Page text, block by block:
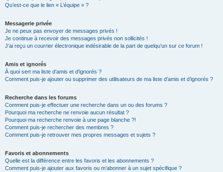
Qu’est-ce que le lien « L’équipe » ?
Messagerie privée
Je ne peux pas envoyer de messages privés !
Je continue à recevoir des messages privés non sollicités !
J’ai reçu un courrier électronique indésirable de la part de quelqu’un sur ce forum !
Amis et ignorés
À quoi sert ma liste d’amis et d’ignorés ?
Comment puis-je ajouter ou supprimer des utilisateurs de ma liste d’amis et d’ignorés ?
Recherche dans les forums
Comment puis-je effectuer une recherche dans un ou des forums ?
Pourquoi ma recherche ne renvoie aucun résultat ?
Pourquoi ma recherche renvoie à une page blanche ?!
Comment puis-je rechercher des membres ?
Comment puis-je retrouver mes propres messages et sujets ?
Favoris et abonnements
Quelle est la différence entre les favoris et les abonnements ?
Comment puis-je ajouter aux favoris ou m’abonner à un sujet spécifique ?